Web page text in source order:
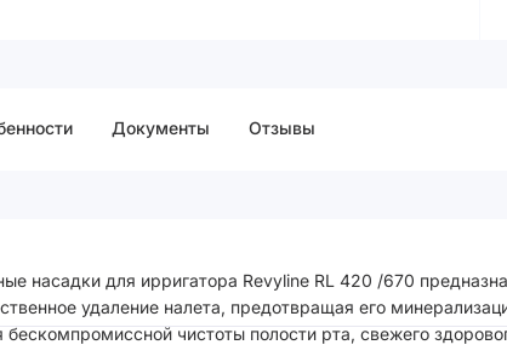
Документы Отзывы
насадки для ирригатора Revyline RL 420 /670
удаление налета, предотвращая его
бескомпромиссной чистоты полости рта, свежего